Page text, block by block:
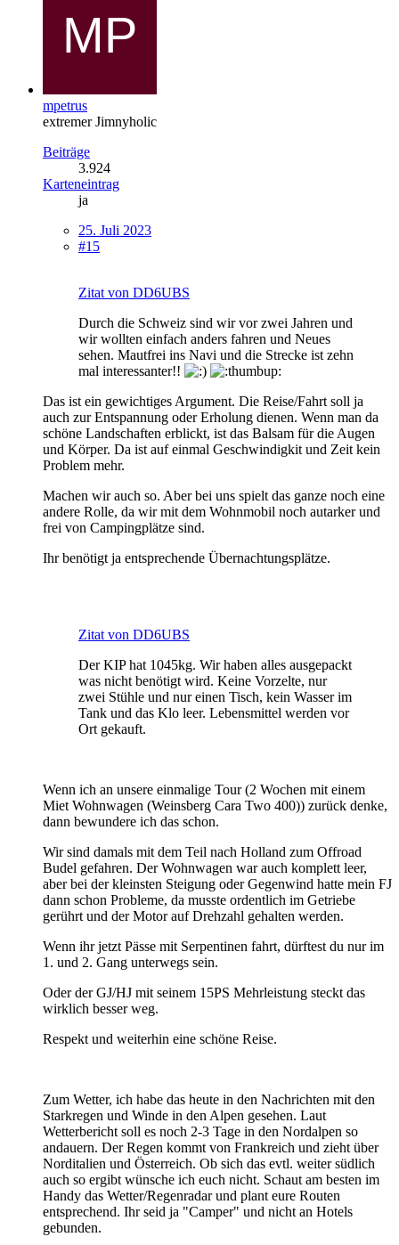
mpetrus
extremer Jimnyholic
Beiträge
3.924
Karteneintrag
ja
25. Juli 2023
#15
Zitat von DD6UBS
Durch die Schweiz sind wir vor zwei Jahren und
wir wollten einfach anders fahren und Neues
sehen. Mautfrei ins Navi und die Strecke ist zehn
mal interessanter!!
Das ist ein gewichtiges Argument. Die Reise/Fahrt soll ja
auch zur Entspannung oder Erholung dienen. Wenn man da
schöne Landschaften erblickt, ist das Balsam für die Augen
und Körper. Da ist auf einmal Geschwindigkit und Zeit kein
Problem mehr.
Machen wir auch so. Aber bei uns spielt das ganze noch eine
andere Rolle, da wir mit dem Wohnmobil noch autarker und
frei von Campingplätze sind.
Ihr benötigt ja entsprechende Übernachtungsplätze.
Zitat von DD6UBS
Der KIP hat 1045kg. Wir haben alles ausgepackt
was nicht benötigt wird. Keine Vorzelte, nur
zwei Stühle und nur einen Tisch, kein Wasser im
Tank und das Klo leer. Lebensmittel werden vor
Ort gekauft.
Wenn ich an unsere einmalige Tour (2 Wochen mit einem
Miet Wohnwagen (Weinsberg Cara Two 400)) zurück denke,
dann bewundere ich das schon.
Wir sind damals mit dem Teil nach Holland zum Offroad
Budel gefahren. Der Wohnwagen war auch komplett leer,
aber bei der kleinsten Steigung oder Gegenwind hatte mein FJ
dann schon Probleme, da musste ordentlich im Getriebe
gerührt und der Motor auf Drehzahl gehalten werden.
Wenn ihr jetzt Pässe mit Serpentinen fahrt, dürftest du nur im
1. und 2. Gang unterwegs sein.
Oder der GJ/HJ mit seinem 15PS Mehrleistung steckt das
wirklich besser weg.
Respekt und weiterhin eine schöne Reise.
Zum Wetter, ich habe das heute in den Nachrichten mit den
Starkregen und Winde in den Alpen gesehen. Laut
Wetterbericht soll es noch 2-3 Tage in den Nordalpen so
andauern. Der Regen kommt von Frankreich und zieht über
Norditalien und Österreich. Ob sich das evtl. weiter südlich
auch so ergibt wünsche ich euch nicht. Schaut am besten im
Handy das Wetter/Regenradar und plant eure Routen
entsprechend. Ihr seid ja "Camper" und nicht an Hotels
gebunden.